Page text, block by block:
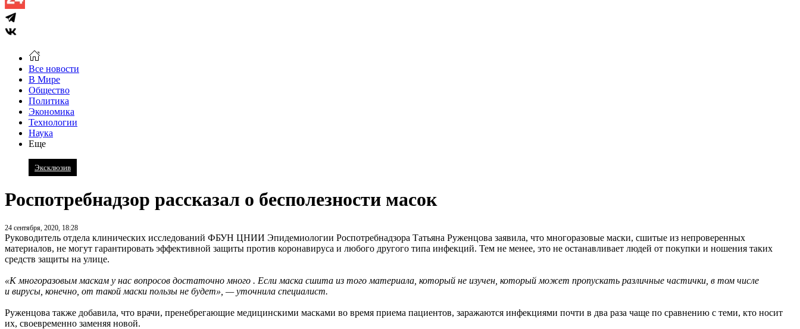
Все новости
В Мире
Общество
Политика
Экономика
Технологии
Наука
Еще
Эксклюзив
Роспотребнадзор рассказал о бесполезности масок
24 сентября, 2020, 18:28
Руководитель отдела клинических исследований ФБУН ЦНИИ Эпидемиологии Роспотребнадзора Татьяна Руженцова заявила, что многоразовые маски, сшитые из непроверенных
материалов, не могут гарантировать эффективной защиты против коронавируса и любого другого типа инфекций. Тем не менее, это не останавливает людей от покупки и ношения таких
средств защиты на улице.
«К многоразовым маскам у нас вопросов достаточно много . Если маска сшита из того материала, который не изучен, который может пропускать различные частички, в том числе
и вирусы, конечно, от такой маски пользы не будет», — уточнила специалист.
Руженцова также добавила, что врачи, пренебрегающие медицинскими масками во время приема пациентов, заражаются инфекциями почти в два раза чаще по сравнению с теми, кто носит
их, своевременно заменяя новой.